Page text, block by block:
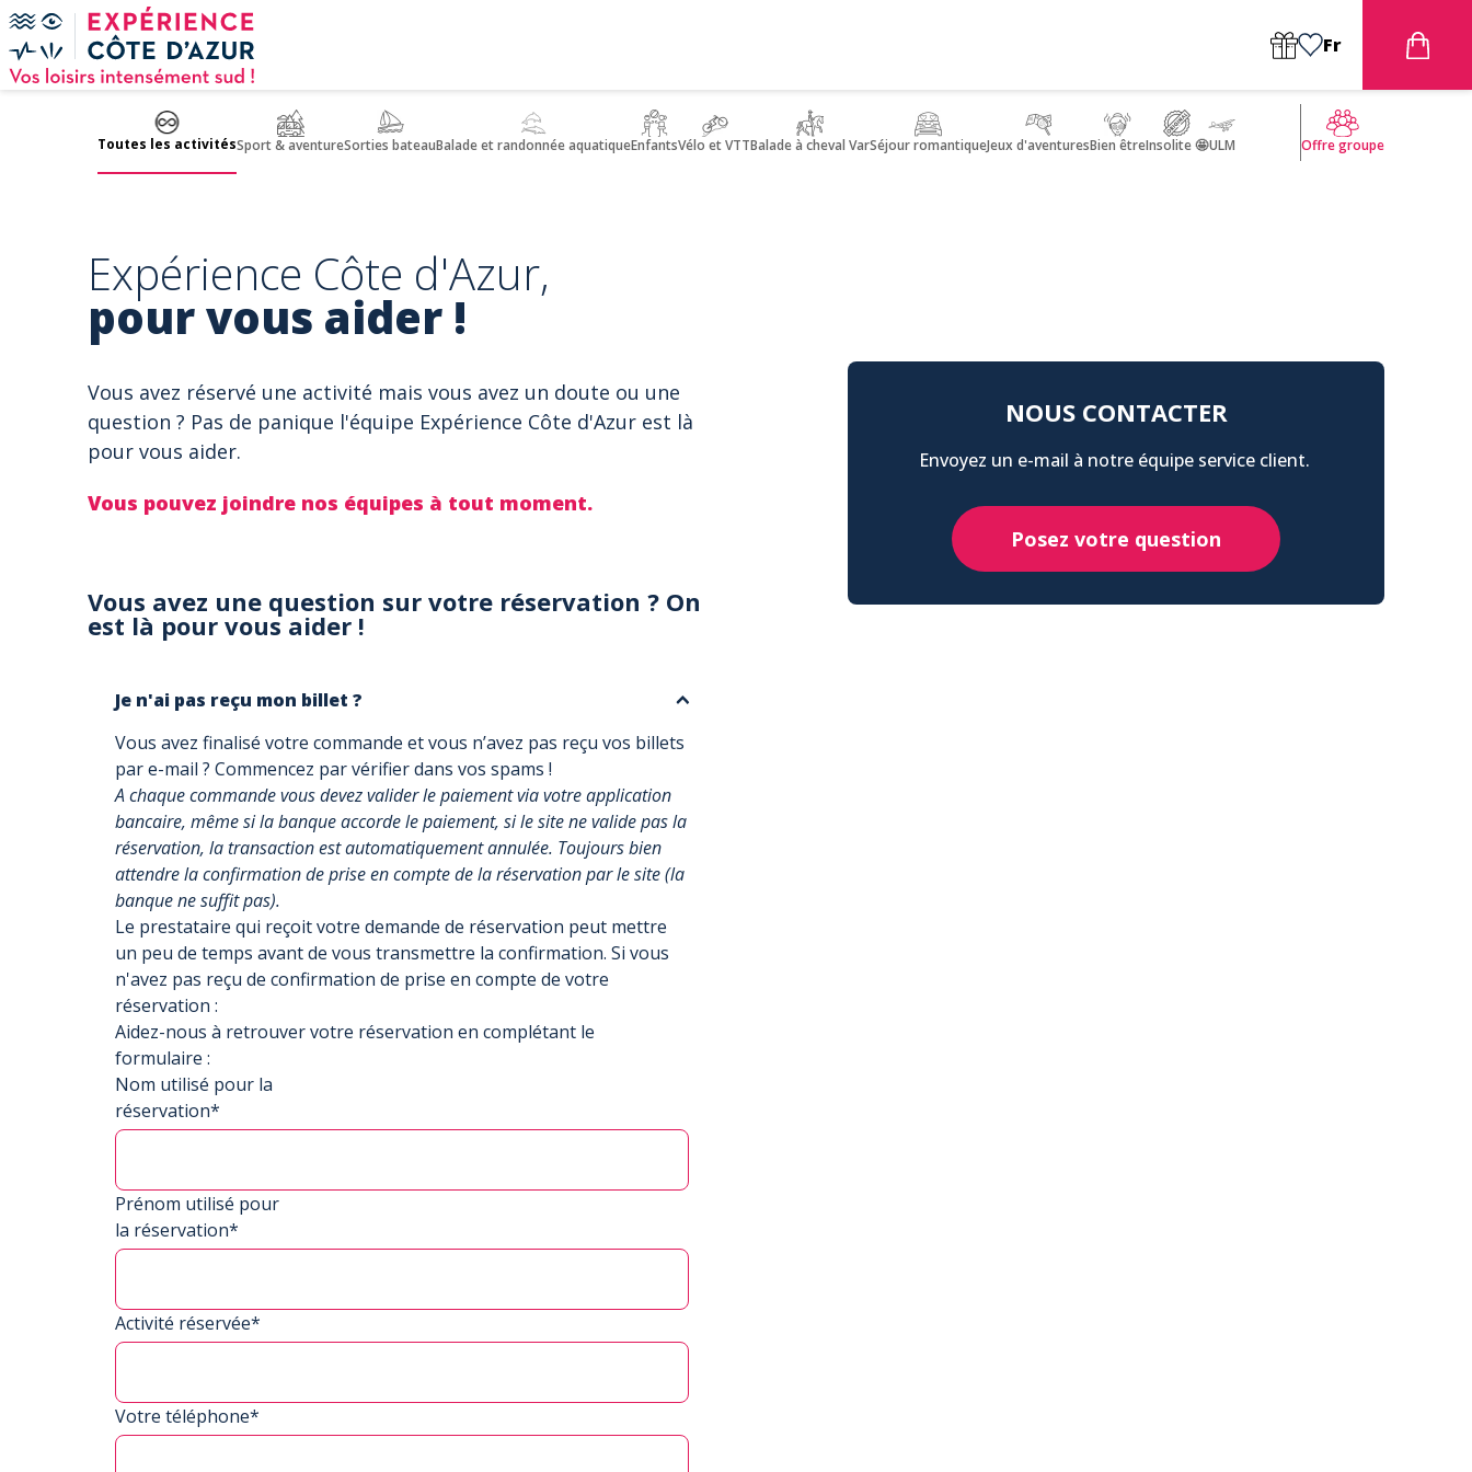
Panneau de gestion des cookies
Fr
Toutes les activitésSport & aventureSorties bateauBalade et randonnée aquatiqueEnfantsVélo et VTTBalade à cheval VarSéjour romantiqueJeux d'aventuresBien êtreInsolite 🤩ULM Offre groupe
Expérience Côte d'Azur,
pour vous aider !
Vous avez réservé une activité mais vous avez un doute ou une
question ? Pas de panique l'équipe Expérience Côte d'Azur est là
pour vous aider.
Vous pouvez joindre nos équipes à tout moment.
Vous avez une question sur votre réservation ? On
est là pour vous aider !
Je n'ai pas reçu mon billet ?
Vous avez finalisé votre commande et vous n’avez pas reçu vos billets
par e-mail ? Commencez par vérifier dans vos spams !
A chaque commande vous devez valider le paiement via votre application
bancaire, même si la banque accorde le paiement, si le site ne valide pas la
réservation, la transaction est automatiquement annulée. Toujours bien
attendre la confirmation de prise en compte de la réservation par le site (la
banque ne suffit pas).
Le prestataire qui reçoit votre demande de réservation peut mettre
un peu de temps avant de vous transmettre la confirmation. Si vous
n'avez pas reçu de confirmation de prise en compte de votre
réservation :
Aidez-nous à retrouver votre réservation en complétant le
formulaire :
Nom utilisé pour la
réservation*
Prénom utilisé pour
la réservation*
Activité réservée*
Votre téléphone*
NOUS CONTACTER
Envoyez un e-mail à notre équipe service client.
Posez votre question